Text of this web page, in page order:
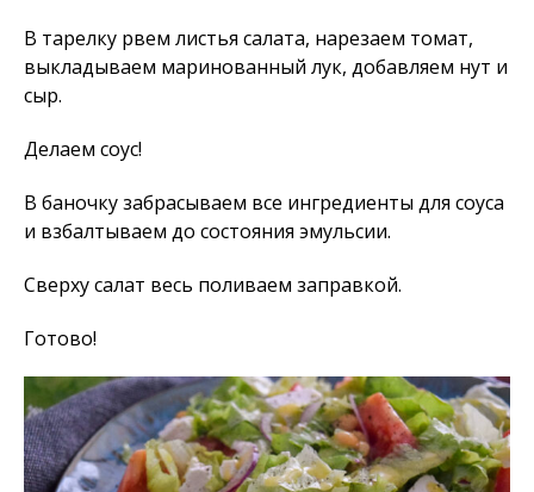
В тарелку рвем листья салата, нарезаем томат,
выкладываем маринованный лук, добавляем нут и
сыр.
Делаем соус!
В баночку забрасываем все ингредиенты для соуса
и взбалтываем до состояния эмульсии.
Сверху салат весь поливаем заправкой.
Готово!